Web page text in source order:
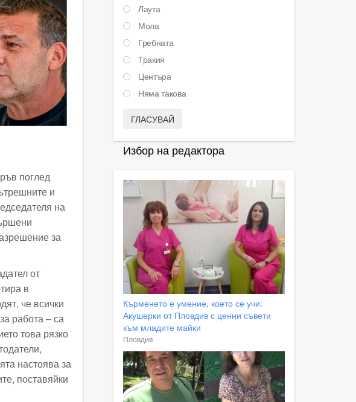
поглед
и
на
за
от
в
че всички
работа – са
това рязко
настоява за
поставяйки
Лаута
Мола
Гребната
Тракия
Центъра
Няма такова
ГЛАСУВАЙ
Избор на редактора
Кърменето е умение, което се учи:
Акушерки от Пловдив с ценни съвети
към младите майки
Пловдив